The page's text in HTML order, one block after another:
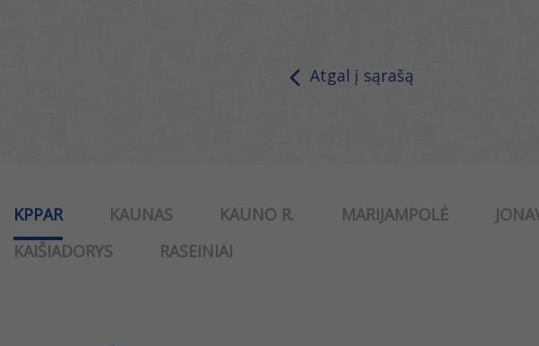
Atgal į sąrašą
KPPAR KAUNAS KAUNO R. MARIJAMPOLĖ
KAIŠIADORYS
RASEINIAI